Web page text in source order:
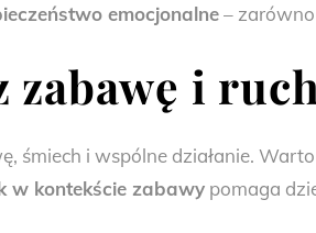
emocjonalne–
zabawę i ruch
śmiech i wspólne działanie.
w kontekście zabawy pomaga